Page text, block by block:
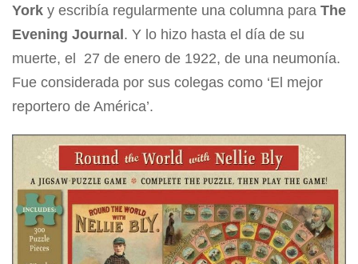
York y escribía regularmente una columna para The
Evening Journal. Y lo hizo hasta el día de su
muerte, el 27 de enero de 1922, de una neumonía.
Fue considerada por sus colegas como ‘El mejor
reportero de América’.